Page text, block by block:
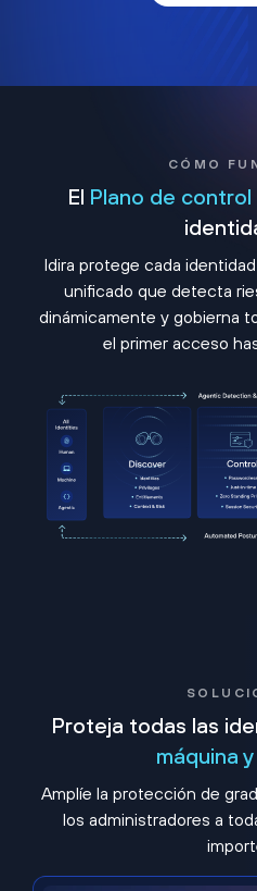
CÓMO
El Plano de control
Idira protege cada
unificado que detecta
dinámicamente y gobierna
el primer acceso
Proteja todas las
máquina
Amplíe la protección de
los administradores a